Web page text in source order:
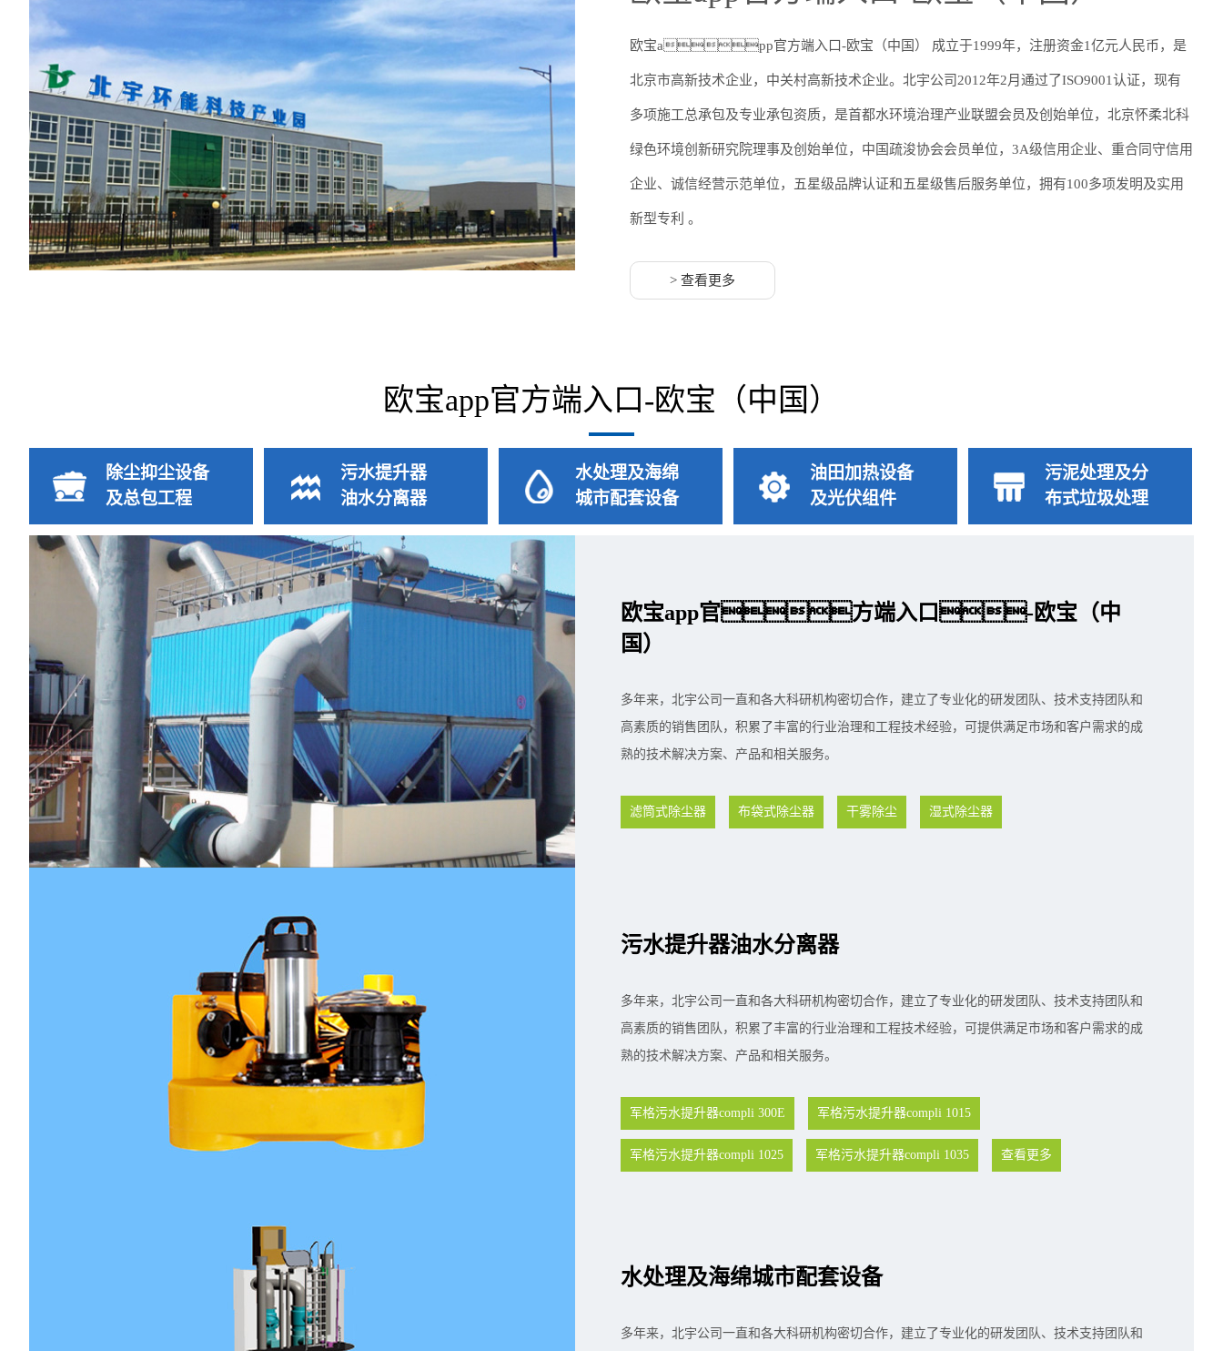
欧宝app官方端入口-欧宝（中国） 成立于1999年，注册资金1亿元人民币，是
北京市高新技术企业，中关村高新技术企业。北宇公司2012年2月通过了ISO9001认证，现有
多项施工总承包及专业承包资质，是首都水环境治理产业联盟会员及创始单位，北京怀柔北科
绿色环境创新研究院理事及创始单位，中国疏浚协会会员单位，3A级信用企业、重合同守信用
企业、诚信经营示范单位，五星级品牌认证和五星级售后服务单位，拥有100多项发明及实用
新型专利 。
> 查看更多
欧宝app官方端入口-欧宝（中国）
除尘抑尘设备
及总包工程
污水提升器
油水分离器
水处理及海绵
城市配套设备
油田加热设备
及光伏组件
污泥处理及分
布式垃圾处理
欧宝app官方端入口-欧宝（中
国）
多年来，北宇公司一直和各大科研机构密切合作，建立了专业化的研发团队、技术支持团队和
高素质的销售团队，积累了丰富的行业治理和工程技术经验，可提供满足市场和客户需求的成
熟的技术解决方案、产品和相关服务。
滤筒式除尘器 布袋式除尘器 干雾除尘 湿式除尘器
污水提升器油水分离器
多年来，北宇公司一直和各大科研机构密切合作，建立了专业化的研发团队、技术支持团队和
高素质的销售团队，积累了丰富的行业治理和工程技术经验，可提供满足市场和客户需求的成
熟的技术解决方案、产品和相关服务。
军格污水提升器compli 300E 军格污水提升器compli 1015
军格污水提升器compli 1025 军格污水提升器compli 1035 查看更多
水处理及海绵城市配套设备
多年来，北宇公司一直和各大科研机构密切合作，建立了专业化的研发团队、技术支持团队和